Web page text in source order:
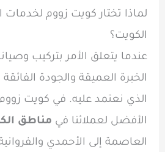
لماذا تختار كويت زووم لخدمات
الكويت؟
عندما يتعلق الأمر بتركيب
الخبرة العميقة والجودة
الذي نعتمد عليه. في كويت
الأفضل لعملائنا في مناطق
العاصمة إلى الأحمدي